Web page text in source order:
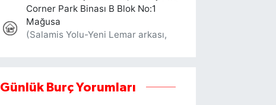
Günlük Burç Yorumları